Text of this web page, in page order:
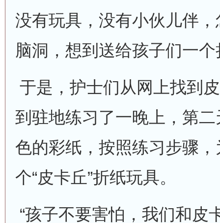
没有玩具，没有小伙儿伴
脑洞，想到送给孩子们一
于是，护士们从网上找到
到驻地练习了一晚上，第
色的彩纸，按照练习步骤
个“皮卡丘”折纸玩具。
“孩子不要害怕，我们和皮